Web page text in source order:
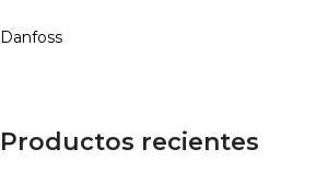
Danfoss
Productos recientes